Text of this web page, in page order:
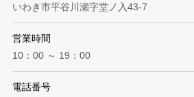
いわき市平谷川瀬字堂ノ入43-7
営業時間
10：00 ～ 19：00
電話番号